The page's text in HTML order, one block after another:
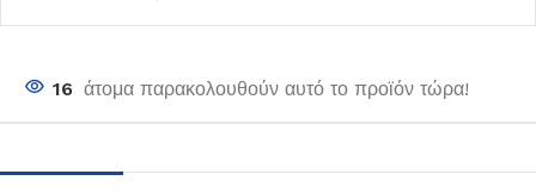
16 άτομα παρακολουθούν αυτό το προϊόν τώρα!